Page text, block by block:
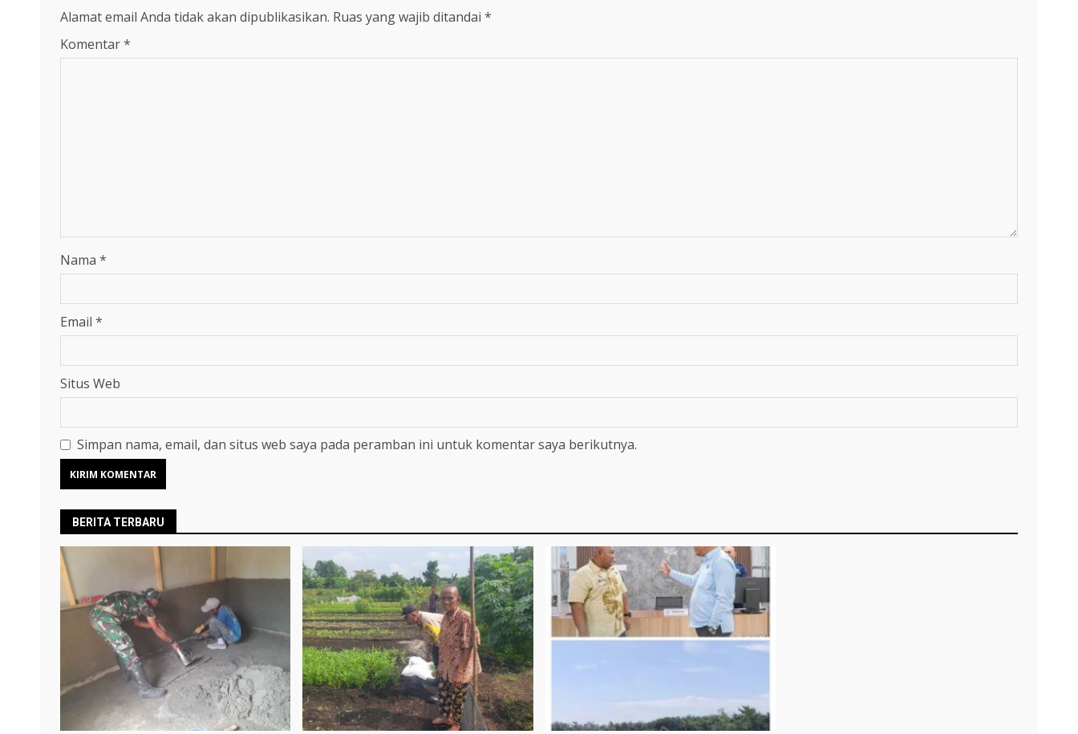
Alamat email Anda tidak akan dipublikasikan. Ruas yang wajib ditandai *
Komentar*
Nama *
Email *
Situs Web
Simpan nama, email, dan situs web saya pada peramban ini untuk komentar saya berikutnya.
BERITA TERBARU